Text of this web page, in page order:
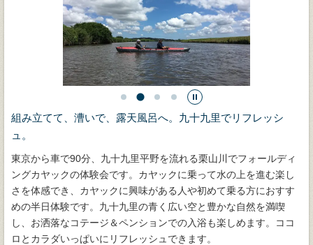
組み立てて、漕いで、露天風呂へ。九十九里でリフレッシ
ュ。
東京から車で90分、九十九里平野を流れる栗山川でフォールディ
ングカヤックの体験会です。カヤックに乗って水の上を進む楽し
さを体感でき、カヤックに興味がある人や初めて乗る方におすす
めの半日体験です。九十九里の青く広い空と豊かな自然を満喫
し、お洒落なコテージ＆ペンションでの入浴も楽しめます。ココ
ロとカラダいっぱいにリフレッシュできます。